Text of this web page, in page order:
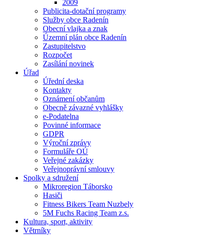
2009
Publicita-dotační programy
Služby obce Radenín
Obecní vlajka a znak
Územní plán obce Radenín
Zastupitelstvo
Rozpočet
Zasílání novinek
Úřad
Úřední deska
Kontakty
Oznámení občanům
Obecně závazné vyhlášky
e-Podatelna
Povinné informace
GDPR
Výroční zprávy
Formuláře OÚ
Veřejné zakázky
Veřejnoprávní smlouvy
Spolky a sdružení
Mikroregion Táborsko
Hasiči
Fitness Bikers Team Nuzbely
5M Fuchs Racing Team z.s.
Kultura, sport, aktivity
Větrníky